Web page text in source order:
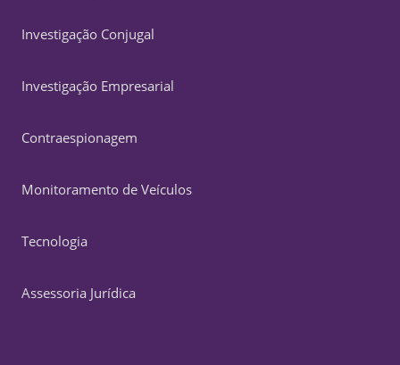
Investigação Conjugal
Investigação Empresarial
Contraespionagem
Monitoramento de Veículos
Tecnologia
Assessoria Jurídica